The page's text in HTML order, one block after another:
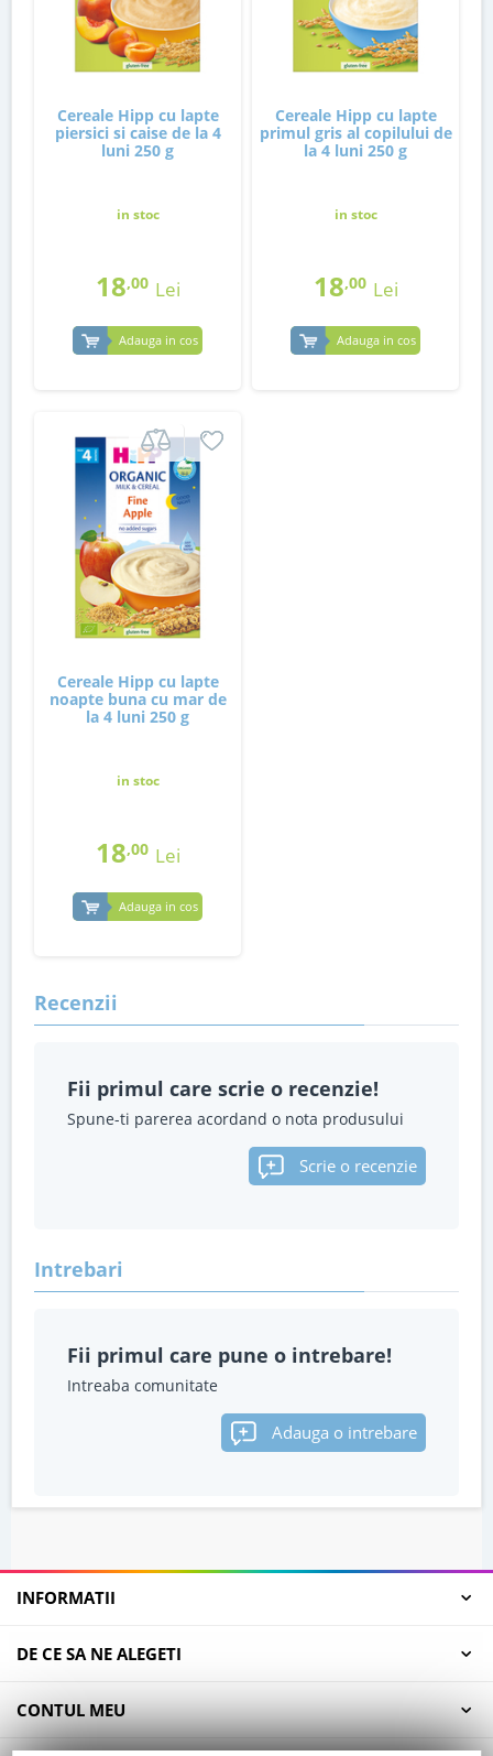
Cereale Hipp cu lapte
piersici si caise de la 4
luni 250 g
in stoc
18,00 Lei
Adauga in cos
Cereale Hipp cu lapte
primul gris al copilului de
la 4 luni 250 g
in stoc
18,00 Lei
Adauga in cos
Cereale Hipp cu lapte
noapte buna cu mar de
la 4 luni 250 g
in stoc
18,00 Lei
Adauga in cos
Recenzii
Fii primul care scrie o recenzie!
Spune-ti parerea acordand o nota produsului
Scrie o recenzie
Intrebari
Fii primul care pune o intrebare!
Intreaba comunitate
Adauga o intrebare
INFORMATII
DE CE SA NE ALEGETI
CONTUL MEU